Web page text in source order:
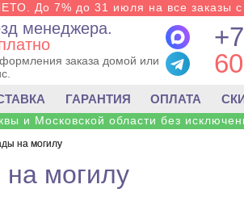
До 7% до 31 июля на все заказы с
менеджера.
заказа домой или
60
ГАРАНТИЯ ОПЛАТА
и Московской области без
на могилу
могилу